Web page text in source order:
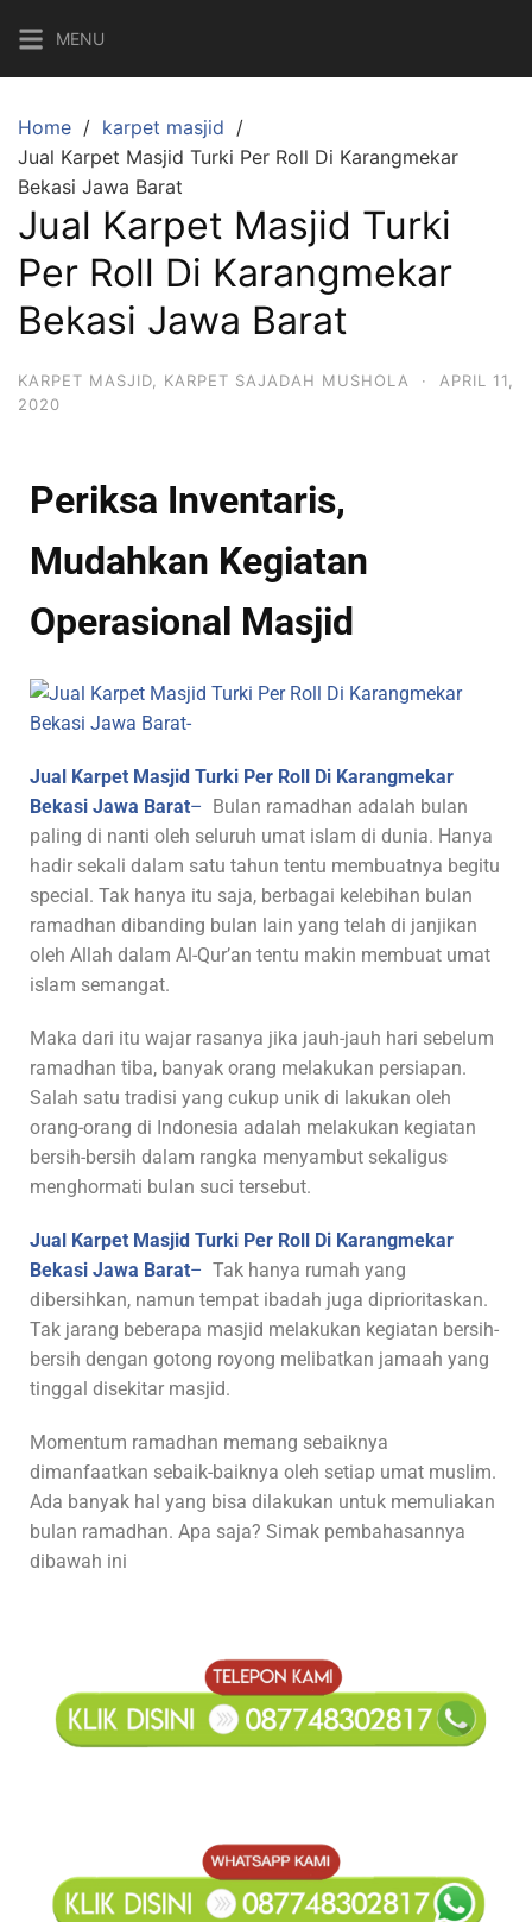
MENU
Home
karpet masjid
Jual Karpet Masjid Turki Per Roll Di Karangmekar
Bekasi Jawa Barat
Jual Karpet Masjid Turki
Per Roll Di Karangmekar
Bekasi Jawa Barat
KARPET MASJID KARPET SAJADAH MUSHOLA ·
APRIL 11,
2020
Periksa Inventaris,
Mudahkan Kegiatan
Operasional Masjid
Jual Karpet Masjid Turki Per Roll Di Karangmekar
Bekasi Jawa Barat– Bulan ramadhan adalah bulan
paling di nanti oleh seluruh umat islam di dunia. Hanya
hadir sekali dalam satu tahun tentu membuatnya begitu
special. Tak hanya itu saja, berbagai kelebihan bulan
ramadhan dibanding bulan lain yang telah di janjikan
oleh Allah dalam Al-Qur’an tentu makin membuat umat
islam semangat.
Maka dari itu wajar rasanya jika jauh-jauh hari sebelum
ramadhan tiba, banyak orang melakukan persiapan.
Salah satu tradisi yang cukup unik di lakukan oleh
orang-orang di Indonesia adalah melakukan kegiatan
bersih-bersih dalam rangka menyambut sekaligus
menghormati bulan suci tersebut.
Jual Karpet Masjid Turki Per Roll Di Karangmekar
Bekasi Jawa Barat– Tak hanya rumah yang
dibersihkan, namun tempat ibadah juga diprioritaskan.
Tak jarang beberapa masjid melakukan kegiatan bersih-
bersih dengan gotong royong melibatkan jamaah yang
tinggal disekitar masjid.
Momentum ramadhan memang sebaiknya
dimanfaatkan sebaik-baiknya oleh setiap umat muslim.
Ada banyak hal yang bisa dilakukan untuk memuliakan
bulan ramadhan. Apa saja? Simak pembahasannya
dibawah ini